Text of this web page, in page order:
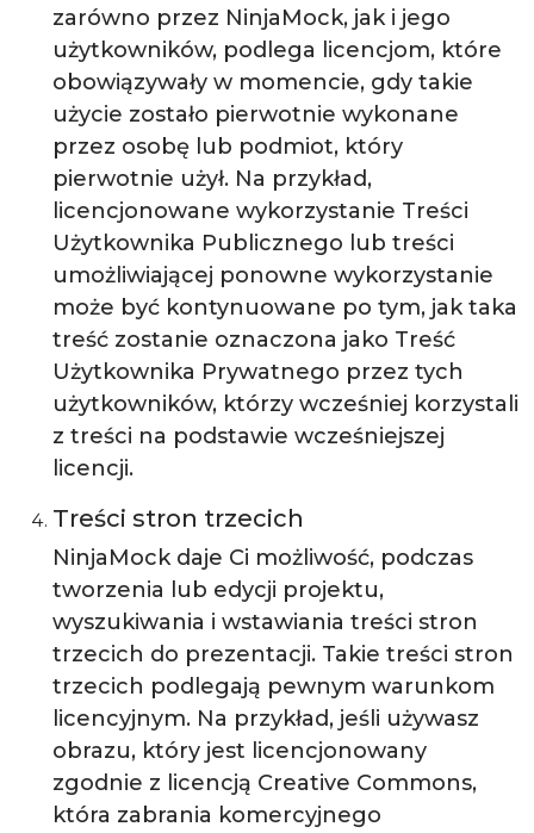
zarówno przez NinjaMock, jak i jego
użytkowników, podlega licencjom, które
obowiązywały w momencie, gdy takie
użycie zostało pierwotnie wykonane
przez osobę lub podmiot, który
pierwotnie użył. Na przykład,
licencjonowane wykorzystanie Treści
Użytkownika Publicznego lub treści
umożliwiającej ponowne wykorzystanie
może być kontynuowane po tym, jak taka
treść zostanie oznaczona jako Treść
Użytkownika Prywatnego przez tych
użytkowników, którzy wcześniej korzystali
z treści na podstawie wcześniejszej
licencji.
Treści stron trzecich
NinjaMock daje Ci możliwość, podczas
tworzenia lub edycji projektu,
wyszukiwania i wstawiania treści stron
trzecich do prezentacji. Takie treści stron
trzecich podlegają pewnym warunkom
licencyjnym. Na przykład, jeśli używasz
obrazu, który jest licencjonowany
zgodnie z licencją Creative Commons,
która zabrania komercyjnego